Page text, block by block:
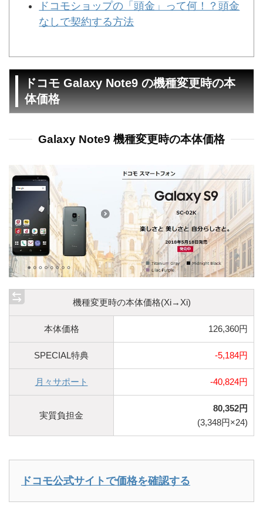
ドコモショップの「頭金」って何！？頭金
なしで契約する方法
ドコモ Galaxy Note9 の機種変更時の本
体価格
Galaxy Note9 機種変更時の本体価格
機種変更時の本体価格(Xi→Xi)
本体価格 126,360円
SPECIAL特典 -5,184円
月々サポート -40,824円
実質負担金
80,352円
(3,348円×24)
ドコモ公式サイトで価格を確認する